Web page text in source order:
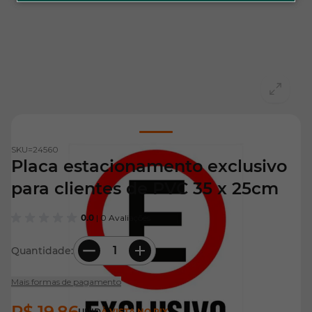
0.0 | 0 Avaliações
SKU=24560
Placa estacionamento exclusivo
para clientes de PVC 35 x 25cm
Quantidade:
Mais formas de pagamento